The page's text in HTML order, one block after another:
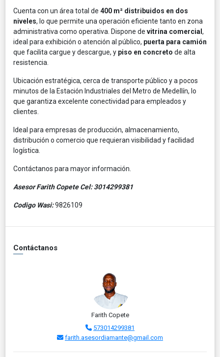
Cuenta con un área total de 400 m² distribuidos en dos
niveles, lo que permite una operación eficiente tanto en zona
administrativa como operativa. Dispone de vitrina comercial ,
ideal para exhibición o atención al público, puerta para camión
que facilita cargue y descargue, y piso en concreto de alta
resistencia.
Ubicación estratégica, cerca de transporte público y a pocos
minutos de la Estación Industriales del Metro de Medellín, lo
que garantiza excelente conectividad para empleados y
clientes.
Ideal para empresas de producción, almacenamiento,
distribución o comercio que requieran visibilidad y facilidad
logística.
Contáctanos para mayor información.
Asesor Farith Copete Cel: 3014299381
Codigo Wasi:9826109
Contáctanos
Farith Copete
573014299381
farith.asesordiamante@gmail.com